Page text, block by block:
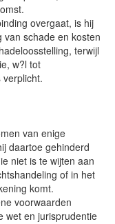
overgaat, is hij
schade en kosten
terwijl
w?l tot
van enige
daartoe gehinderd
niet is te wijten aan
of in het
komt.
voorwaarden
wet en jurisprudentie